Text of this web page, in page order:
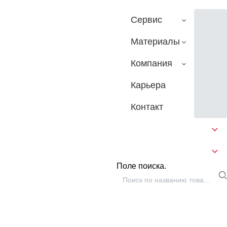
Сервис
Материалы
Компания
Карьера
Контакт
Поле поиска.